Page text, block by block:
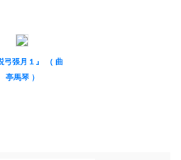
張月１』 （ 曲
亭馬琴 ）